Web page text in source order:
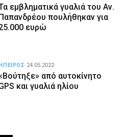
εμβληματικά γυαλιά του Αν.
πουλήθηκαν για
ευρώ
από αυτοκίνητο
και γυαλιά ηλίου
ΗΠΕΙΡΟΣ 24.05.2022